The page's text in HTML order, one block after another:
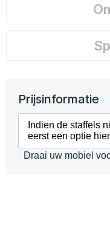
Prijsinformatie
Indien de staffels
eerst een optie
Draai uw mobiel